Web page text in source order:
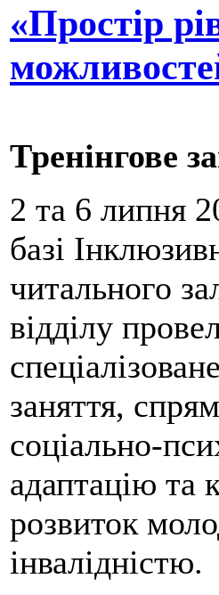
«Простір
Тренінгове
2 та 6 липня
базі
читального
відділу
заняття,
соціально-
адаптацію та
розвиток
інвалідністю.